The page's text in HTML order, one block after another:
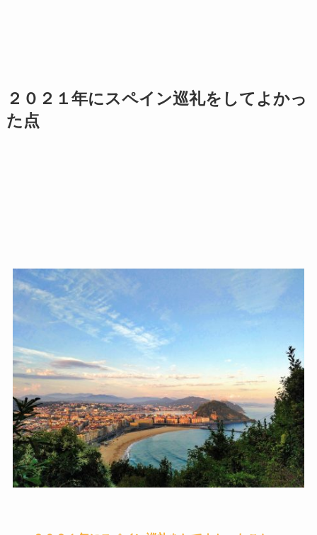
２０２１年にスペイン巡礼をしてよかっ
た点